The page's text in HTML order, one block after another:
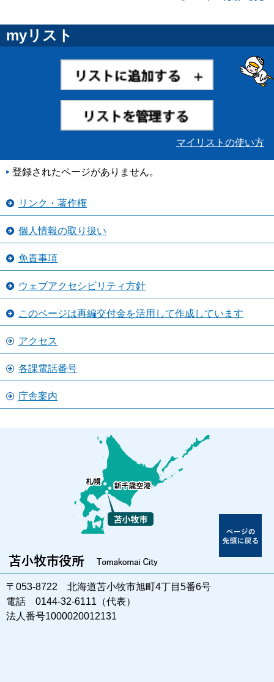
myリスト
マイリストの使い方
登録されたページがありません。
リンク・著作権
個人情報の取り扱い
免責事項
ウェブアクセシビリティ方針
このページは再編交付金を活用して作成しています
アクセス
各課電話番号
庁舎案内
〒053-8722 北海道苫小牧市旭町4丁目5番6号
電話 0144-32-6111（代表）
法人番号1000020012131